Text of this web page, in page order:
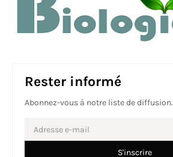
Rester informé
Abonnez-vous à notre liste de diffusion.